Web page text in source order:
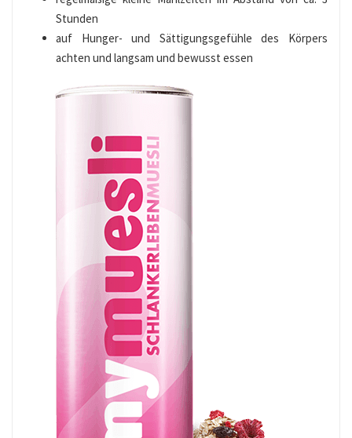
Stunden
auf Hunger- und Sättigungsgefühle des Körpers
achten und langsam und bewusst essen